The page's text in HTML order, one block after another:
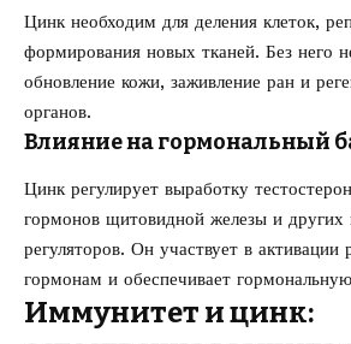
Цинк необходим для деления клеток,
формирования новых тканей. Без него
обновление кожи, заживление ран и
органов.
Влияние на гормональный
Цинк регулирует выработку
гормонов щитовидной железы и
регуляторов. Он участвует в активации
гормонам и обеспечивает
Иммунитет и цинк: